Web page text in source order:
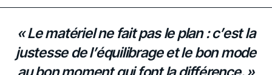
« Le matériel ne fait pas le plan : c’est la
justesse de l’équilibrage et le bon mode